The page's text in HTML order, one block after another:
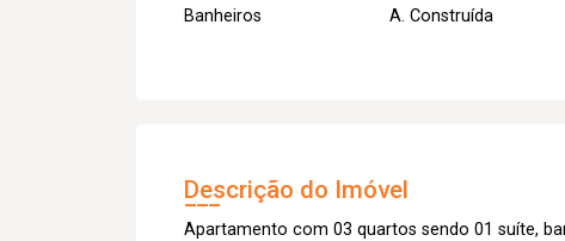
Banheiros A. Construída
Descrição do Imóvel
Apartamento com 03 quartos sendo 01 suíte,